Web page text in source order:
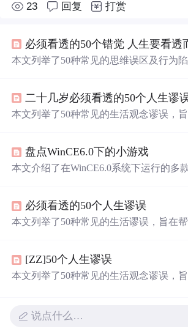
23 回复 打赏
必须看透的50个错觉 人生要看透
本文列举了50种常见的思维误区及行为
二十几岁必须看透的50个人生谬
本文列举了50种常见的生活观念谬误，
盘点WinCE6.0下的小游戏
本文介绍了在WinCE6.0系统下运行的多
必须看透的50个人生谬误
本文列举了50种常见的生活谬误，旨在
[ZZ]50个人生谬误
本文列举了50种常见的生活观念谬误，
说点什么…